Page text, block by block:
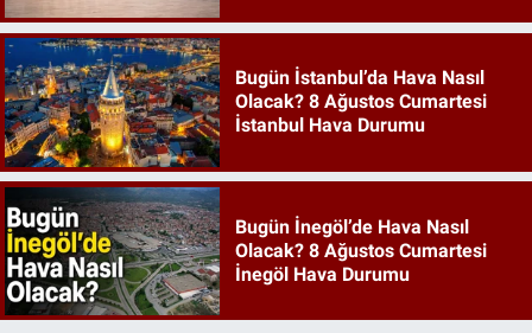
Bugün İstanbul’da Hava Nasıl
Olacak? 8 Ağustos Cumartesi
İstanbul Hava Durumu
Bugün İnegöl’de Hava Nasıl
Olacak? 8 Ağustos Cumartesi
İnegöl Hava Durumu